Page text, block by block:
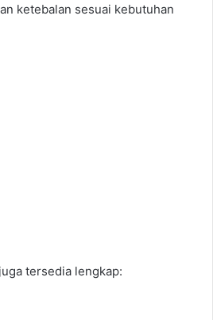
ketebalan sesuai kebutuhan
tersedia lengkap: